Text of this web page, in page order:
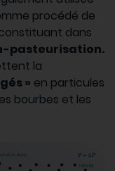
procédé de
dans
pasteurisation.
la
» en particules
bourbes et les